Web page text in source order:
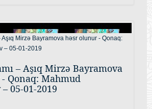
– Aşıq Mirzə Bayramova
Qonaq: Mahmud
05-01-2019